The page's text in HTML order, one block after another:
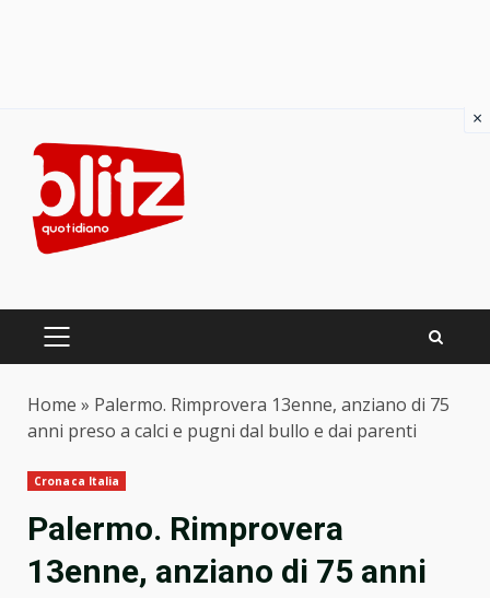
content
PRIMARY
Home » Palermo. Rimprovera 13enne, anziano di 75
anni preso a calci e pugni dal bullo e dai parenti
Cronaca Italia
Palermo. Rimprovera
13enne, anziano di 75 anni
×